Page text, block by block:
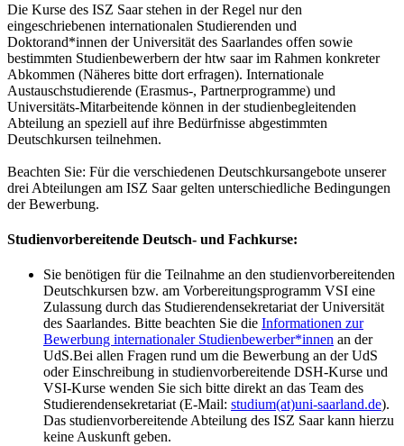
Die Kurse des ISZ Saar stehen in der Regel nur den
eingeschriebenen internationalen Studierenden und
Doktorand*innen der Universität des Saarlandes offen sowie
bestimmten Studienbewerbern der htw saar im Rahmen konkreter
Abkommen (Näheres bitte dort erfragen). Internationale
Austauschstudierende (Erasmus-, Partnerprogramme) und
Universitäts-Mitarbeitende können in der studienbegleitenden
Abteilung an speziell auf ihre Bedürfnisse abgestimmten
Deutschkursen teilnehmen.
Beachten Sie: Für die verschiedenen Deutschkursangebote unserer
drei Abteilungen am ISZ Saar gelten unterschiedliche Bedingungen
der Bewerbung.
Studienvorbereitende Deutsch- und Fachkurse:
Sie benötigen für die Teilnahme an den studienvorbereitenden
Deutschkursen bzw. am Vorbereitungsprogramm VSI eine
Zulassung durch das Studierendensekretariat der Universität
des Saarlandes. Bitte beachten Sie die Informationen zur
Bewerbung internationaler Studienbewerber*innen an der
UdS.Bei allen Fragen rund um die Bewerbung an der UdS
oder Einschreibung in studienvorbereitende DSH-Kurse und
VSI-Kurse wenden Sie sich bitte direkt an das Team des
Studierendensekretariat (E-Mail: studium(at)uni-saarland.de).
Das studienvorbereitende Abteilung des ISZ Saar kann hierzu
keine Auskunft geben.